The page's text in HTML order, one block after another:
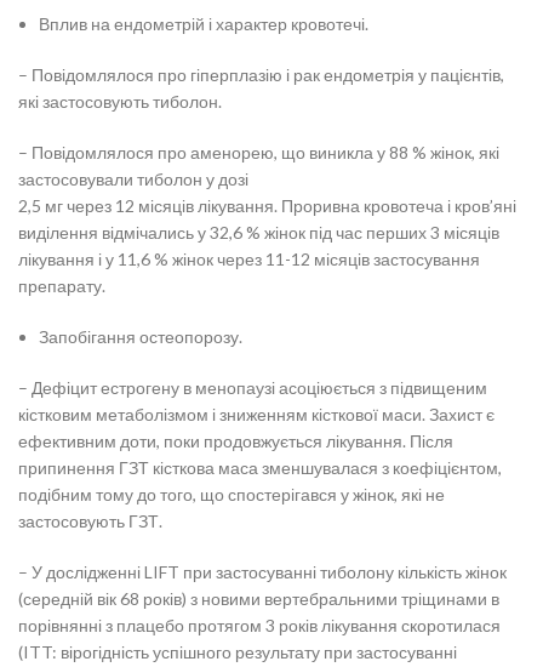
Вплив на ендометрій і характер кровотечі.
– Повідомлялося про гіперплазію і рак ендометрія у пацієнтів,
які застосовують тиболон.
– Повідомлялося про аменорею, що виникла у 88 % жінок, які
застосовували тиболон у дозі
2,5 мг через 12 місяців лікування. Проривна кровотеча і кров’яні
виділення відмічались у 32,6 % жінок під час перших 3 місяців
лікування і у 11,6 % жінок через 11-12 місяців застосування
препарату.
Запобігання остеопорозу.
– Дефіцит естрогену в менопаузі асоціюється з підвищеним
кістковим метаболізмом і зниженням кісткової маси. Захист є
ефективним доти, поки продовжується лікування. Після
припинення ГЗТ кісткова маса зменшувалася з коефіцієнтом,
подібним тому до того, що спостерігався у жінок, які не
застосовують ГЗТ.
– У дослідженні LIFT при застосуванні тиболону кількість жінок
(середній вік 68 років) з новими вертебральними тріщинами в
порівнянні з плацебо протягом 3 років лікування скоротилася
(ITT: вірогідність успішного результату при застосуванні